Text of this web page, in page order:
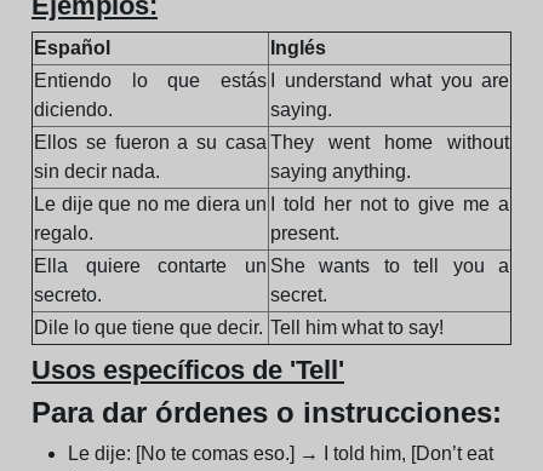
Español
Inglés
Entiendo lo que estás
diciendo.
I understand what you are
saying.
Ellos se fueron a su casa
sin decir nada.
They went home without
saying anything.
Le dije que no me diera un
regalo.
I told her not to give me a
present.
Ella quiere contarte un
secreto.
She wants to tell you a
secret.
Dile lo que tiene que decir. Tell him what to say!
Usos específicos de 'Tell'
Para dar órdenes o instrucciones:
Le dije: [No te comas eso.] → I told him, [Don’t eat